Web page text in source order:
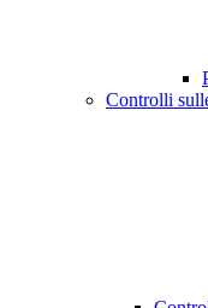
Controlli